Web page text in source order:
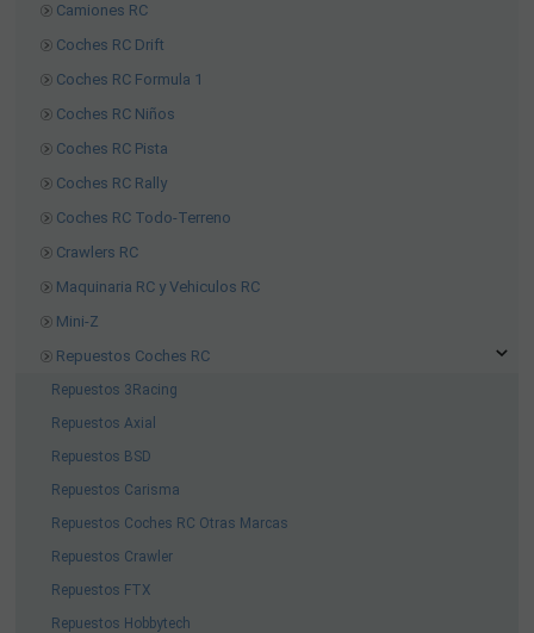
Camiones RC
Coches RC Drift
Coches RC Formula 1
Coches RC Niños
Coches RC Pista
Coches RC Rally
Coches RC Todo-Terreno
Crawlers RC
Maquinaria RC y Vehiculos RC
Mini-Z
Repuestos Coches RC
Repuestos 3Racing
Repuestos Axial
Repuestos BSD
Repuestos Carisma
Repuestos Coches RC Otras Marcas
Repuestos Crawler
Repuestos FTX
Repuestos Hobbytech